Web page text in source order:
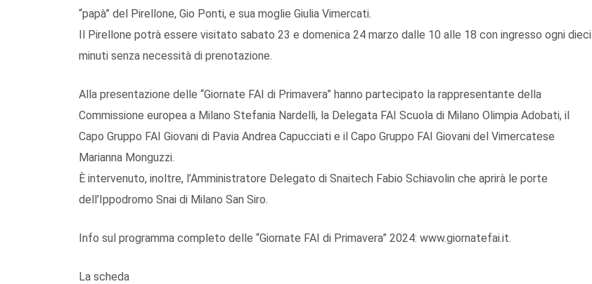
“papà” del Pirellone, Gio Ponti, e sua moglie Giulia Vimercati.
Il Pirellone potrà essere visitato sabato 23 e domenica 24 marzo dalle 10 alle 18 con ingresso ogni dieci
minuti senza necessità di prenotazione.
Alla presentazione delle “Giornate FAI di Primavera” hanno partecipato la rappresentante della
Commissione europea a Milano Stefania Nardelli, la Delegata FAI Scuola di Milano Olimpia Adobati, il
Capo Gruppo FAI Giovani di Pavia Andrea Capucciati e il Capo Gruppo FAI Giovani del Vimercatese
Marianna Monguzzi.
È intervenuto, inoltre, l’Amministratore Delegato di Snaitech Fabio Schiavolin che aprirà le porte
dell’Ippodromo Snai di Milano San Siro.
Info sul programma completo delle “Giornate FAI di Primavera” 2024: www.giornatefai.it.
La scheda